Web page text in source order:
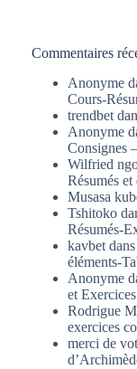
Commentaires
Anonyme
Cours-
trendbet
Anonyme
Consignes
Wilfried
Résumés
Musasa
Tshitoko
Résumés-
kavbet dans
éléments-
Anonyme
et
Rodrigue
exercices
merci de